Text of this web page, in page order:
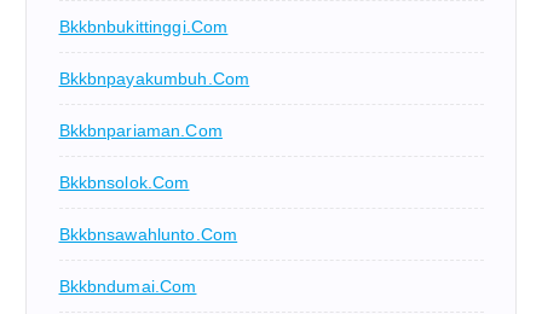
Bkkbnbukittinggi.com
Bkkbnpayakumbuh.com
Bkkbnpariaman.com
Bkkbnsolok.com
Bkkbnsawahlunto.com
Bkkbndumai.com